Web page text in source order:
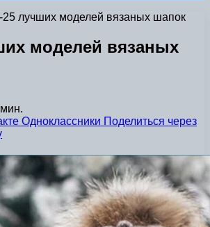
25 лучших моделей вязаных шапок
моделей вязаных
Одноклассники Поделиться через